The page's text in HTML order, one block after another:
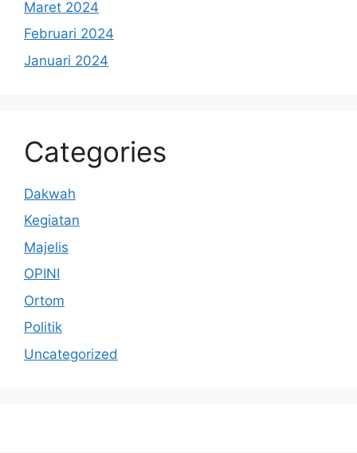
Maret 2024
Februari 2024
Januari 2024
Categories
Dakwah
Kegiatan
Majelis
OPINI
Ortom
Politik
Uncategorized